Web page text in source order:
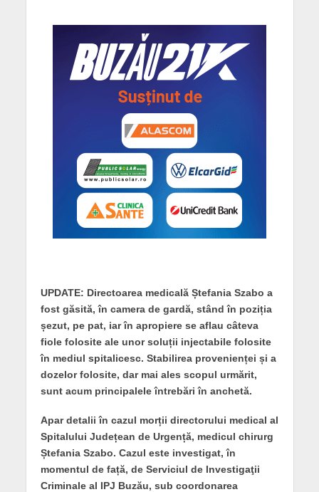
UPDATE: Directoarea medicală Ștefania Szabo a
fost găsită, în camera de gardă, stând în poziția
șezut, pe pat, iar în apropiere se aflau câteva
fiole folosite ale unor soluții injectabile folosite
în mediul spitalicesc. Stabilirea provenienței și a
dozelor folosite, dar mai ales scopul urmărit,
sunt acum principalele întrebări în anchetă.
Apar detalii în cazul morții directorului medical al
Spitalului Județean de Urgență, medicul chirurg
Ștefania Szabo. Cazul este investigat, în
momentul de față, de Serviciul de Investigaţii
Criminale al IPJ Buzău, sub coordonarea